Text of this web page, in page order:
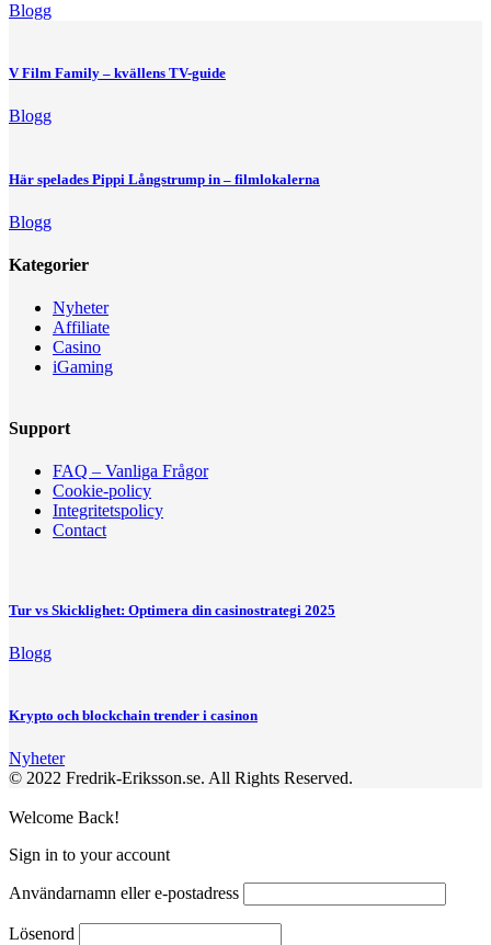
Blogg
V Film Family – kvällens TV-guide
Blogg
Här spelades Pippi Långstrump in – filmlokalerna
Blogg
Kategorier
Nyheter
Affiliate
Casino
iGaming
Support
FAQ – Vanliga Frågor
Cookie-policy
Integritetspolicy
Contact
Tur vs Skicklighet: Optimera din casinostrategi 2025
Blogg
Krypto och blockchain trender i casinon
Nyheter
© 2022 Fredrik-Eriksson.se. All Rights Reserved.
Welcome Back!
Sign in to your account
Användarnamn eller e-postadress
Lösenord